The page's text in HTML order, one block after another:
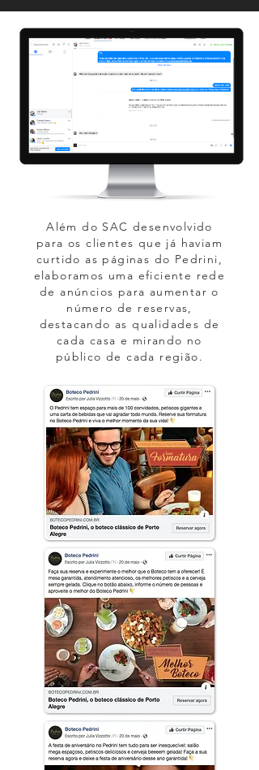
Além do SAC desenvolvido
para os clientes que já haviam
curtido as páginas do Pedrini,
elaboramos uma eficiente rede
de anúncios para aumentar o
número de reservas,
destacando as qualidades de
cada casa e mirando no
público de cada região.